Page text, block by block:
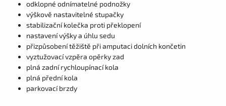
odklopné odnímatelné podnožky
výškově nastavitelné stupačky
stabilizační kolečka proti překlopení
nastavení výšky a úhlu sedu
přizpůsobení těžiště při amputaci dolních končetin
vyztužovací vzpěra opěrky zad
plná zadní rychloupínací kola
plná přední kola
parkovací brzdy